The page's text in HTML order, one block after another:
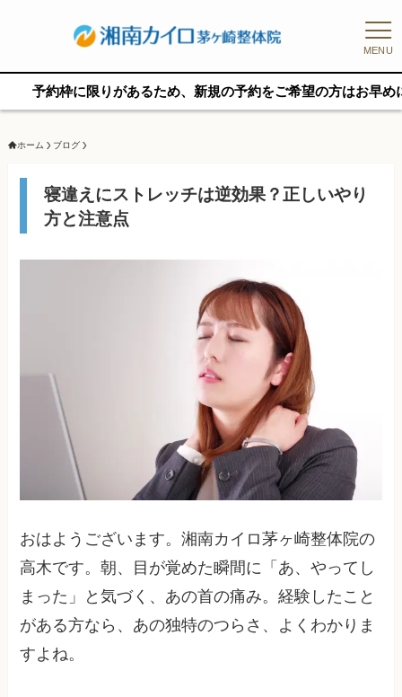
MENU
限りがあるため、新規の予約をご希望の方はお早めにご相談く
ホーム ブログ
寝違えにストレッチは逆効果？正しいやり
方と注意点
おはようございます。湘南カイロ茅ヶ崎整体院の
高木です。朝、目が覚めた瞬間に「あ、やってし
まった」と気づく、あの首の痛み。経験したこと
がある方なら、あの独特のつらさ、よくわかりま
すよね。